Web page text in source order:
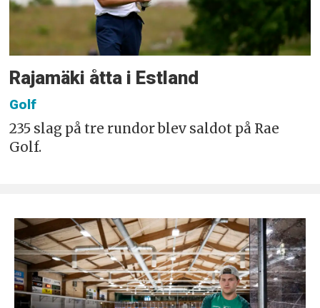
Rajamäki åtta i Estland
Golf
235 slag på tre rundor blev saldot på Rae
Golf.